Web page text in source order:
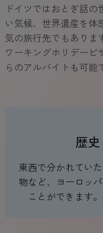
ドイツではおとぎ話
い気候、世界遺産を体
気の旅行先でもありま
ワーキングホリデー
らのアルバイトも可能
歴
東西で分かれてい
物など、ヨーロッ
ことができます